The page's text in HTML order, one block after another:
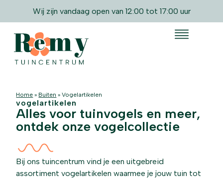
Wij zijn vandaag open van 12:00 tot 17:00 uur
Home » Buiten »Vogelartikelen
vogelartikelen
Alles voor tuinvogels en meer,
ontdek onze vogelcollectie
Bij ons tuincentrum vind je een uitgebreid
assortiment vogelartikelen waarmee je jouw tuin tot